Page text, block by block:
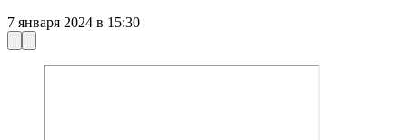
7 января 2024 в 15:30